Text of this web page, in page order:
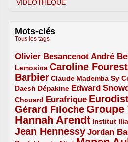
VIDÉOTHÈQUE
Mots-clés
Tous les tags
Olivier Besancenot
3/5 André
3/5
2/5
Lemosina
2/5 Caroline Fourest
4/5
Barbier
4/5 Claude Mademba Sy
2/5
2/5
Daesh
2/5 Dépakine
2/5 Edward
3/5
1/5
Chouard
2/5 Eurafrique
3/5
4/5
2/5
Gérard Filoche
4/5 Groupe
5/5
Hannah Arendt
5/5 Institut
2/5
4/5
Jean Hennessy
4/5 Jordan
3/5